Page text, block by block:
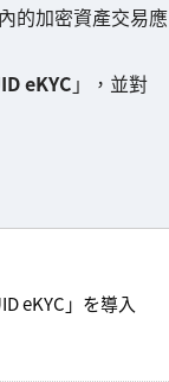
的加密資產交易應
eKYC 」，並對
eKYC」を導入